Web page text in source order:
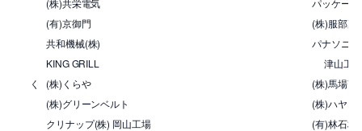
(有)京御門
(株)服部薬
共和機械(株)
パナソニ
KING GRILL
津山工場
く
(株)くらや
(株)馬場商
(株)グリーンベルト
(株)ハヤシ
クリナップ(株) 岡山工場
(有)林